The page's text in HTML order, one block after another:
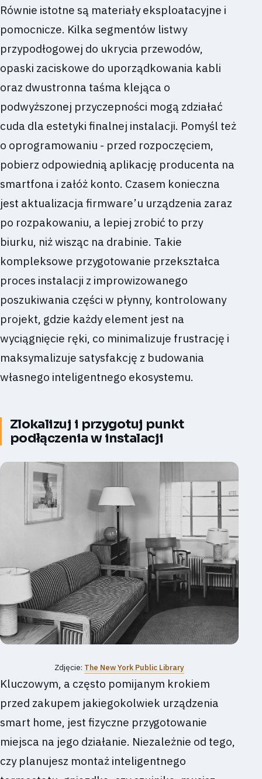
Równie istotne są materiały eksploatacyjne i
pomocnicze. Kilka segmentów listwy
przypodłogowej do ukrycia przewodów,
opaski zaciskowe do uporządkowania kabli
oraz dwustronna taśma klejąca o
podwyższonej przyczepności mogą zdziałać
cuda dla estetyki finalnej instalacji. Pomyśl też
o oprogramowaniu - przed rozpoczęciem,
pobierz odpowiednią aplikację producenta na
smartfona i załóż konto. Czasem konieczna
jest aktualizacja firmware’u urządzenia zaraz
po rozpakowaniu, a lepiej zrobić to przy
biurku, niż wisząc na drabinie. Takie
kompleksowe przygotowanie przekształca
proces instalacji z improwizowanego
poszukiwania części w płynny, kontrolowany
projekt, gdzie każdy element jest na
wyciągnięcie ręki, co minimalizuje frustrację i
maksymalizuje satysfakcję z budowania
własnego inteligentnego ekosystemu.
Zlokalizuj i przygotuj punkt
podłączenia w instalacji
Zdjęcie: The New York Public Library
Kluczowym, a często pomijanym krokiem
przed zakupem jakiegokolwiek urządzenia
smart home, jest fizyczne przygotowanie
miejsca na jego działanie. Niezależnie od tego,
czy planujesz montaż inteligentnego